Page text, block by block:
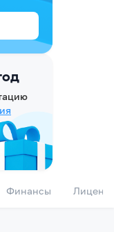
Финансы